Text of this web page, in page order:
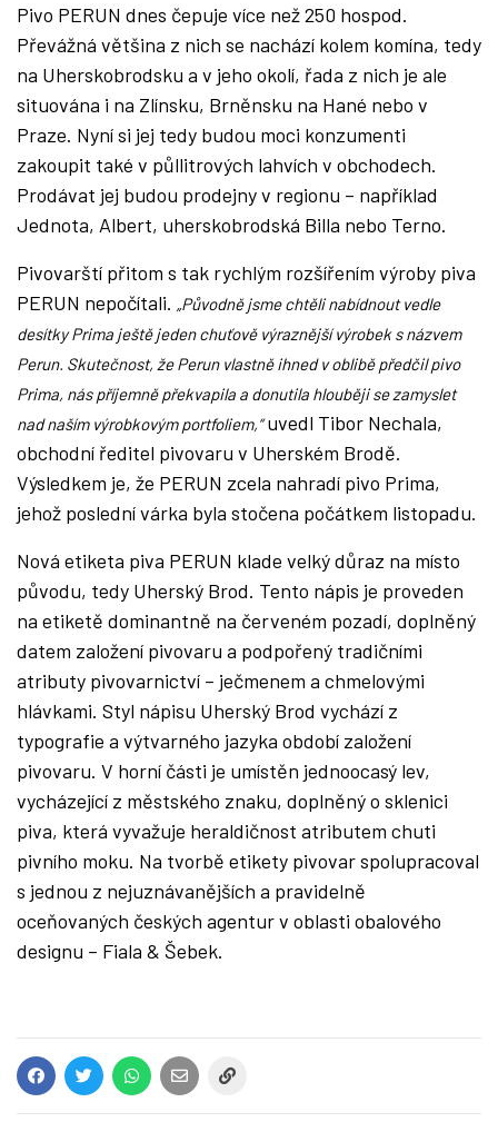
Pivo PERUN dnes čepuje více než 250 hospod.
Převážná většina z nich se nachází kolem komína, tedy
na Uherskobrodsku a v jeho okolí, řada z nich je ale
situována i na Zlínsku, Brněnsku na Hané nebo v
Praze. Nyní si jej tedy budou moci konzumenti
zakoupit také v půllitrových lahvích v obchodech.
Prodávat jej budou prodejny v regionu – například
Jednota, Albert, uherskobrodská Billa nebo Terno.
Pivovarští přitom s tak rychlým rozšířením výroby piva
PERUN nepočítali. „Původně jsme chtěli nabídnout vedle
desítky Prima ještě jeden chuťově výraznější výrobek s názvem
Perun. Skutečnost, že Perun vlastně ihned v oblibě předčil pivo
Prima, nás příjemně překvapila a donutila hlouběji se zamyslet
nad naším výrobkovým portfoliem,“uvedl Tibor Nechala,
obchodní ředitel pivovaru v Uherském Brodě.
Výsledkem je, že PERUN zcela nahradí pivo Prima,
jehož poslední várka byla stočena počátkem listopadu.
Nová etiketa piva PERUN klade velký důraz na místo
původu, tedy Uherský Brod. Tento nápis je proveden
na etiketě dominantně na červeném pozadí, doplněný
datem založení pivovaru a podpořený tradičními
atributy pivovarnictví – ječmenem a chmelovými
hlávkami. Styl nápisu Uherský Brod vychází z
typografie a výtvarného jazyka období založení
pivovaru. V horní části je umístěn jednoocasý lev,
vycházející z městského znaku, doplněný o sklenici
piva, která vyvažuje heraldičnost atributem chuti
pivního moku. Na tvorbě etikety pivovar spolupracoval
s jednou z nejuznávanějších a pravidelně
oceňovaných českých agentur v oblasti obalového
designu – Fiala & Šebek.